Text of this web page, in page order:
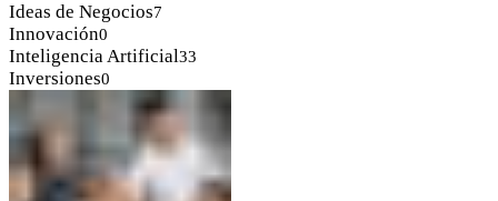
Ideas de Negocios7
Innovación0
Inteligencia Artificial33
Inversiones0